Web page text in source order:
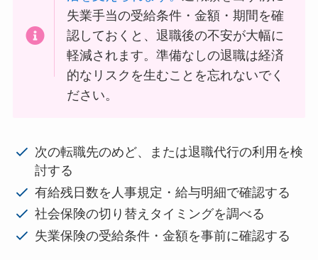
失業手当の受給条件・金額・期間を確
認しておくと、退職後の不安が大幅に
軽減されます。準備なしの退職は経済
的なリスクを生むことを忘れないでく
ださい。
次の転職先のめど、または退職代行の利用を検
討する
有給残日数を人事規定・給与明細で確認する
社会保険の切り替えタイミングを調べる
失業保険の受給条件・金額を事前に確認する